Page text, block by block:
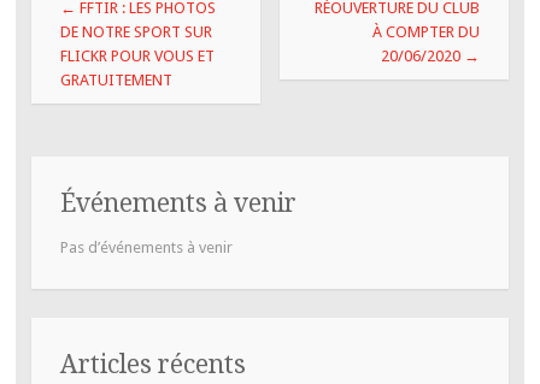
des
articles
← FFTIR : LES PHOTOS
DE NOTRE SPORT SUR
FLICKR POUR VOUS ET
GRATUITEMENT
RÉOUVERTURE DU CLUB
À COMPTER DU
20/06/2020 →
Événements à venir
Pas d’événements à venir
Articles récents